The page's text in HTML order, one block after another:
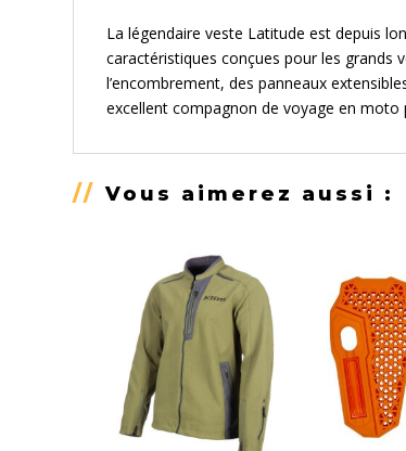
La légendaire veste Latitude est depuis
caractéristiques conçues pour les
l’encombrement, des panneaux
excellent compagnon de voyage en moto
//Vous aimerez aussi :